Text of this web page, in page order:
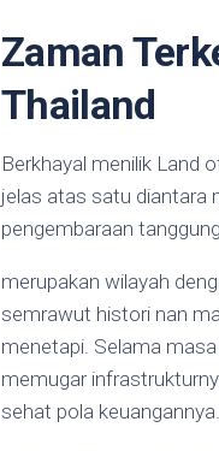
Zaman
Thailand
Berkhayal menilik Land
jelas atas satu diantara
pengembaraan
merupakan wilayah
semrawut histori nan
menetapi. Selama
memugar
sehat pola keuangannya.